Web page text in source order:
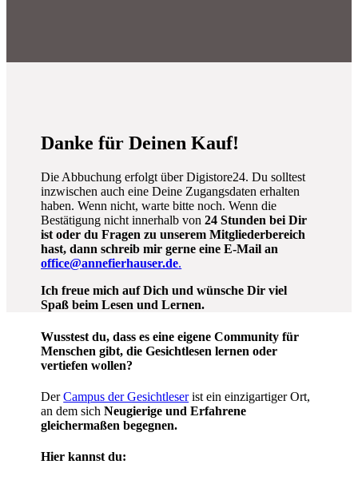
Danke für Deinen Kauf!
Die Abbuchung erfolgt über Digistore24. Du solltest
inzwischen auch eine Deine Zugangsdaten erhalten
haben. Wenn nicht, warte bitte noch. Wenn die
Bestätigung nicht innerhalb von24 Stunden bei Dir
ist oder du Fragen zu unserem Mitgliederbereich
hast, dann schreib mir gerne eine E-Mail an
office@annefierhauser.de.
Ich freue mich auf Dich und wünsche Dir viel
Spaß beim Lesen und Lernen.
Wusstest du, dass es eine eigene Community für
Menschen gibt, die Gesichtlesen lernen oder
vertiefen wollen?
DerCampus der Gesichtleserist ein einzigartiger Ort,
an dem sichNeugierige und Erfahrene
gleichermaßen begegnen.
Hier kannst du: